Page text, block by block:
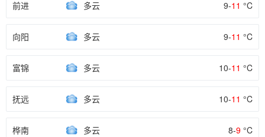
前进 多云 9-11 °C
向阳 多云 9-11 °C
富锦 多云 10-11 °C
抚远 多云 10-11 °C
桦南 多云 8-9 °C